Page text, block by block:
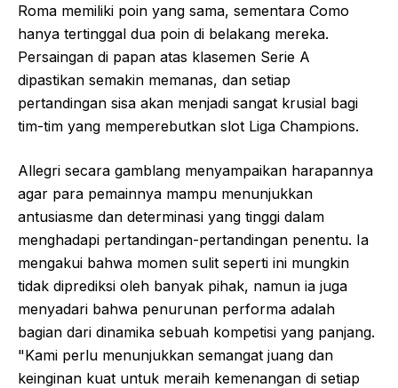
Roma memiliki poin yang sama, sementara Como
hanya tertinggal dua poin di belakang mereka.
Persaingan di papan atas klasemen Serie A
dipastikan semakin memanas, dan setiap
pertandingan sisa akan menjadi sangat krusial bagi
tim-tim yang memperebutkan slot Liga Champions.
Allegri secara gamblang menyampaikan harapannya
agar para pemainnya mampu menunjukkan
antusiasme dan determinasi yang tinggi dalam
menghadapi pertandingan-pertandingan penentu. Ia
mengakui bahwa momen sulit seperti ini mungkin
tidak diprediksi oleh banyak pihak, namun ia juga
menyadari bahwa penurunan performa adalah
bagian dari dinamika sebuah kompetisi yang panjang.
"Kami perlu menunjukkan semangat juang dan
keinginan kuat untuk meraih kemenangan di setiap